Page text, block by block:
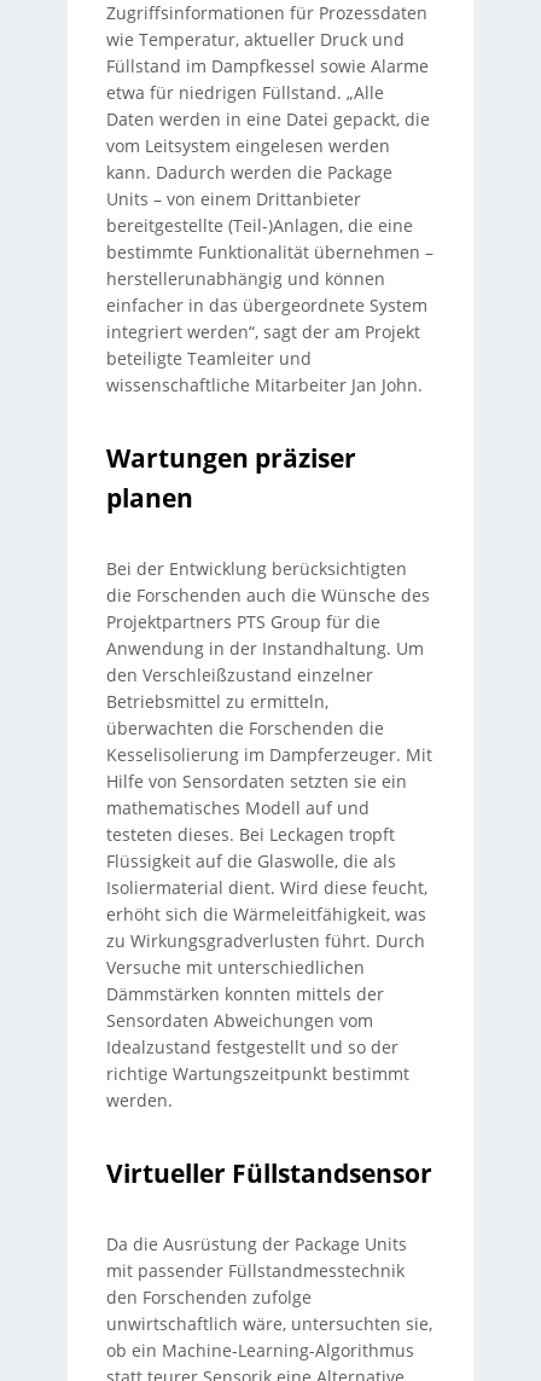
Zugriffsinformationen für Prozessdaten
wie Temperatur, aktueller Druck und
Füllstand im Dampfkessel sowie Alarme
etwa für niedrigen Füllstand. „Alle
Daten werden in eine Datei gepackt, die
vom Leitsystem eingelesen werden
kann. Dadurch werden die Package
Units – von einem Drittanbieter
bereitgestellte (Teil-)Anlagen, die eine
bestimmte Funktionalität übernehmen –
herstellerunabhängig und können
einfacher in das übergeordnete System
integriert werden“, sagt der am Projekt
beteiligte Teamleiter und
wissenschaftliche Mitarbeiter Jan John.
Wartungen präziser
planen
Bei der Entwicklung berücksichtigten
die Forschenden auch die Wünsche des
Projektpartners PTS Group für die
Anwendung in der Instandhaltung. Um
den Verschleißzustand einzelner
Betriebsmittel zu ermitteln,
überwachten die Forschenden die
Kesselisolierung im Dampferzeuger. Mit
Hilfe von Sensordaten setzten sie ein
mathematisches Modell auf und
testeten dieses. Bei Leckagen tropft
Flüssigkeit auf die Glaswolle, die als
Isoliermaterial dient. Wird diese feucht,
erhöht sich die Wärmeleitfähigkeit, was
zu Wirkungsgradverlusten führt. Durch
Versuche mit unterschiedlichen
Dämmstärken konnten mittels der
Sensordaten Abweichungen vom
Idealzustand festgestellt und so der
richtige Wartungszeitpunkt bestimmt
werden.
Virtueller Füllstandsensor
Da die Ausrüstung der Package Units
mit passender Füllstandmesstechnik
den Forschenden zufolge
unwirtschaftlich wäre, untersuchten sie,
ob ein Machine-Learning-Algorithmus